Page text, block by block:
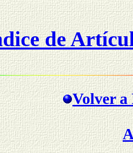
de
Volver a